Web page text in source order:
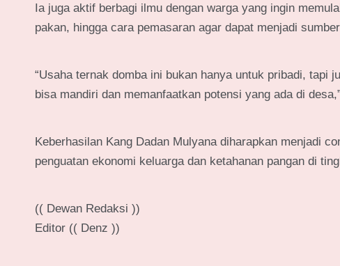
Ia juga aktif berbagi ilmu dengan warga yang ingin
pakan, hingga cara pemasaran agar dapat menjadi
“Usaha ternak domba ini bukan hanya untuk pribadi, tapi
bisa mandiri dan memanfaatkan potensi yang ada di
Keberhasilan Kang Dadan Mulyana diharapkan menjadi
penguatan ekonomi keluarga dan ketahanan pangan di
(( Dewan Redaksi ))
Editor (( Denz ))